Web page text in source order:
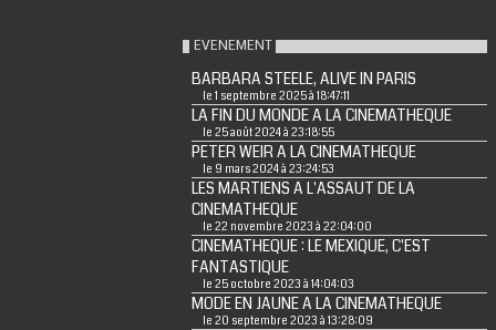
EVENEMENT
BARBARA STEELE, ALIVE IN PARIS
le 1 septembre 2025 à 18:47:11
LA FIN DU MONDE A LA CINEMATHEQUE
le 25 août 2024 à 23:18:55
PETER WEIR A LA CINEMATHEQUE
le 9 mars 2024 à 23:24:53
LES MARTIENS A L'ASSAUT DE LA
CINEMATHEQUE
le 22 novembre 2023 à 22:04:00
CINEMATHEQUE : LE MEXIQUE, C'EST
FANTASTIQUE
le 25 octobre 2023 à 14:04:03
MODE EN JAUNE A LA CINEMATHEQUE
le 20 septembre 2023 à 13:28:09